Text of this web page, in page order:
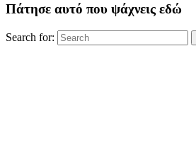
Πάτησε αυτό που ψάχνεις εδώ
Search for: